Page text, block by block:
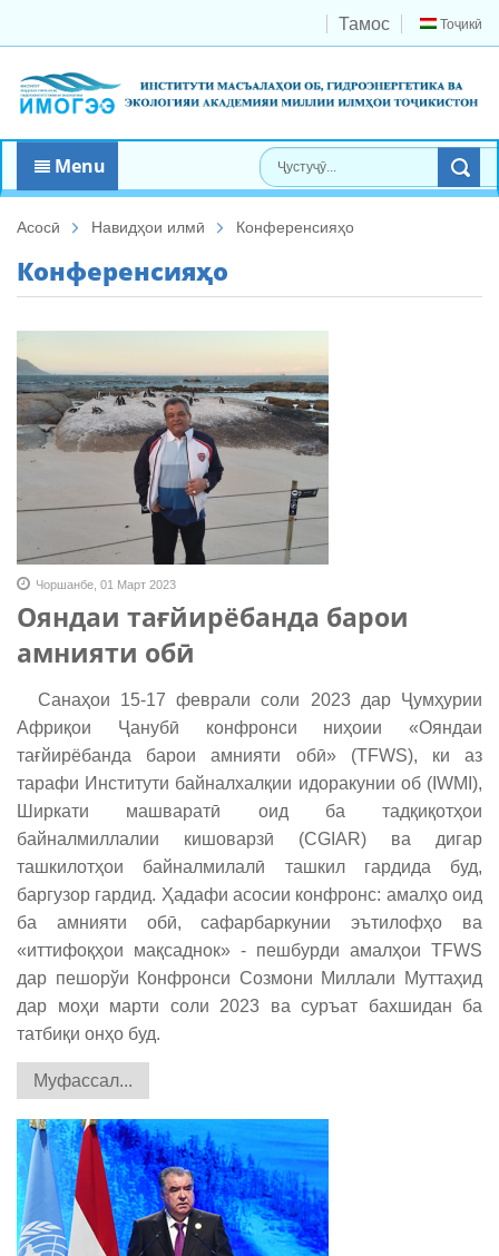
Тоҷикӣ
Тамос
Menu
Асосӣ Навидҳои илмӣ Конференсияҳо
Конференсияҳо
Чоршанбе, 01 Март 2023
Ояндаи тағйирёбанда барои
амнияти обӣ
Санаҳои 15-17 феврали соли 2023 дар Ҷумҳурии
Африқои Ҷанубӣ конфронси ниҳоии «Ояндаи
тағйирёбанда барои амнияти обӣ» (TFWS), ки аз
тарафи Институти байналхалқии идоракунии об (IWMI),
Ширкати машваратӣ оид ба тадқиқотҳои
байналмиллалии кишоварзӣ (CGIAR) ва дигар
ташкилотҳои байналмилалӣ ташкил гардида буд,
баргузор гардид. Ҳадафи асосии конфронс: амалҳо оид
ба амнияти обӣ, сафарбаркунии эътилофҳо ва
«иттифоқҳои мақсаднок» - пешбурди амалҳои TFWS
дар пешорўи Конфронси Созмони Миллали Муттаҳид
дар моҳи марти соли 2023 ва суръат бахшидан ба
татбиқи онҳо буд.
Муфассал...